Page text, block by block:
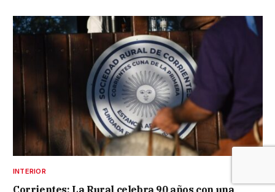
INTERIOR
Corrientes: La Rural celebra 90 años con una